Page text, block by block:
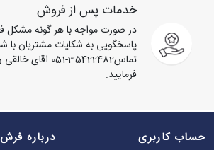
خدمات پس از فروش
در صورت مواجه با هر گونه مشکل
پاسخگویی به شکایات مشتریان با
تماس35422482-
فرمایید.
حساب کاربری درباره